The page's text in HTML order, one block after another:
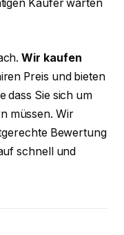
Käufer warten
Wir kaufen
Preis und bieten
dass Sie sich um
müssen. Wir
Bewertung
schnell und